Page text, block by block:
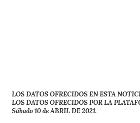
LOS DATOS OFRECIDOS EN ESTA
LOS DATOS OFRECIDOS POR LA
Sábado 10 de ABRIL DE 2021.